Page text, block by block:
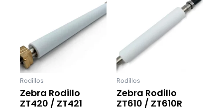
Rodillos
Zebra Rodillo
ZT420 / ZT421
Rodillos
Zebra Rodillo
ZT610 / ZT610R